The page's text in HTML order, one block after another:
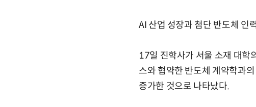
AI 산업 성장과 첨단 반도체 인
17일 진학사가 서울 소재 대학
스와 협약한 반도체 계약학과
증가한 것으로 나타났다.